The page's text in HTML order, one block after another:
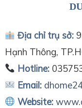
Địa chỉ trụ sở:
Hạnh Thông,
Hotline:
Email:
Website: